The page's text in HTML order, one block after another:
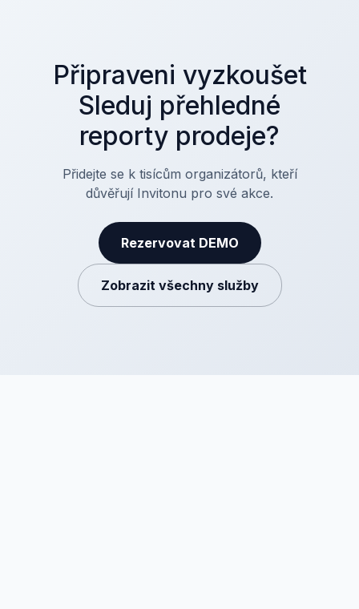
Připraveni vyzkoušet
Sleduj přehledné
reporty prodeje?
Přidejte se k tisícům organizátorů, kteří
důvěřují Invitonu pro své akce.
Rezervovat DEMO
Zobrazit všechny služby